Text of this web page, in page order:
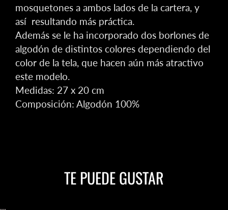
mosquetones a ambos lados de la cartera, y
así resultando más práctica.
Además se le ha incorporado dos borlones de
algodón de distintos colores dependiendo del
color de la tela, que hacen aún más atractivo
este modelo.
Medidas: 27 x 20 cm
Composición: Algodón 100%
TE PUEDE GUSTAR
...